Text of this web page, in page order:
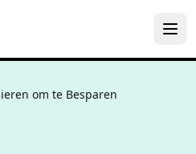
om te Besparen